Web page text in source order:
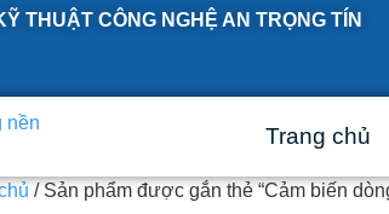
THUẬT CÔNG NGHỆ AN TRỌNG TÍN
Trang chủ
/ Sản phẩm được gắn thẻ “Cảm biến